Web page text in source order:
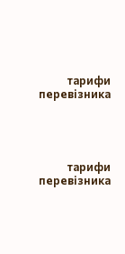
тарифи
перевізника
тарифи
перевізника